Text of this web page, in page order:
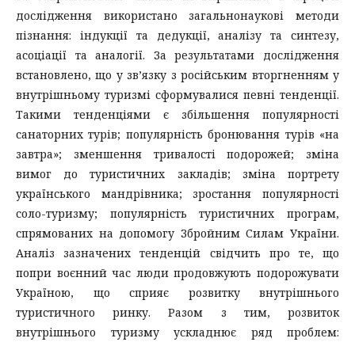
дослідження використано загальнонаукові методи
пізнання: індукції та дедукції, аналізу та синтезу,
асоціації та аналогії. За результатами дослідження
встановлено, що у зв’язку з російським вторгненням у
внутрішньому туризмі сформувалися певні тенденції.
Такими тенденціями є збільшення популярності
санаторних турів; популярність бронювання турів «на
завтра»; зменшення тривалості подорожей; зміна
вимог до туристичних закладів; зміна портрету
українського мандрівника; зростання популярності
соло-туризму; популярність туристичних програм,
спрямованих на допомогу Збройним Силам України.
Аналіз зазначених тенденцій свідчить про те, що
попри воєнний час люди продовжують подорожувати
Україною, що сприяє розвитку внутрішнього
туристичного ринку. Разом з тим, розвиток
внутрішнього туризму ускладнює ряд проблем: